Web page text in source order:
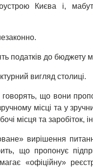
Києва і,
податків до бюджету
вигляд столиці.
говорять, що вони
місці та у
місця та заробіток,
вирішення
що пропонує
«офіційну»